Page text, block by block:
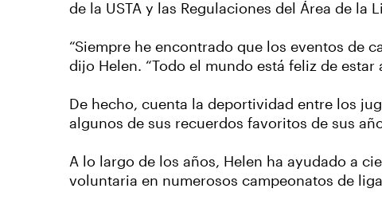
de la USTA y las Regulaciones del Área de la
“Siempre he encontrado que los eventos de
dijo Helen. “Todo el mundo está feliz de
De hecho, cuenta la deportividad entre los
algunos de sus recuerdos favoritos de sus
A lo largo de los años, Helen ha ayudado a
voluntaria en numerosos campeonatos de